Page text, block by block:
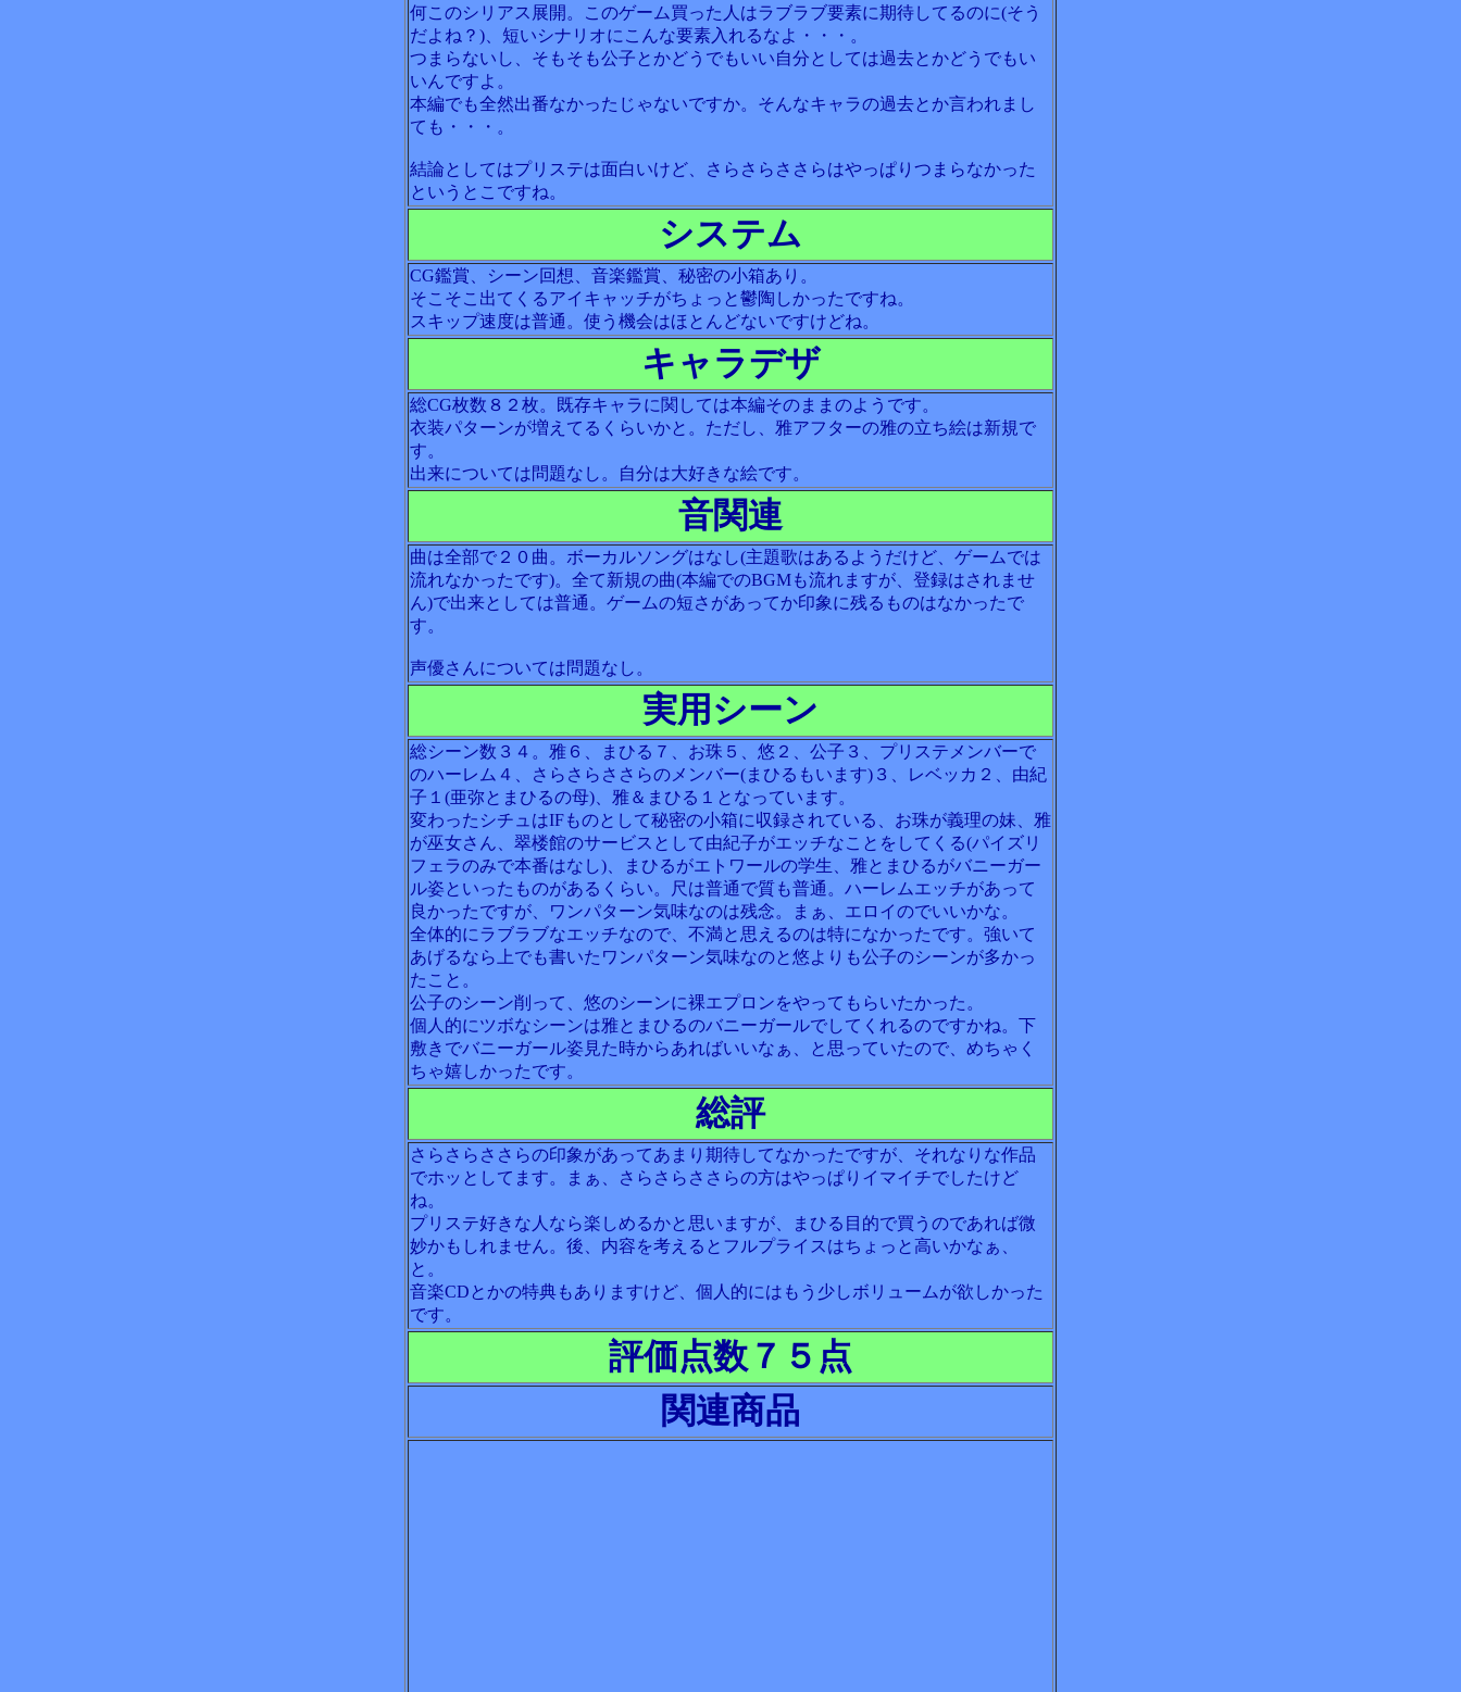
何このシリアス展開。このゲーム買った人はラブラブ要素に期待してるのに(そう
だよね？)、短いシナリオにこんな要素入れるなよ・・・。
つまらないし、そもそも公子とかどうでもいい自分としては過去とかどうでもい
いんですよ。
本編でも全然出番なかったじゃないですか。そんなキャラの過去とか言われまし
ても・・・。
結論としてはプリステは面白いけど、さらさらささらはやっぱりつまらなかった
というとこですね。
システム
CG鑑賞、シーン回想、音楽鑑賞、秘密の小箱あり。
そこそこ出てくるアイキャッチがちょっと鬱陶しかったですね。
スキップ速度は普通。使う機会はほとんどないですけどね。
キャラデザ
総CG枚数８２枚。既存キャラに関しては本編そのままのようです。
衣装パターンが増えてるくらいかと。ただし、雅アフターの雅の立ち絵は新規で
す。
出来については問題なし。自分は大好きな絵です。
音関連
曲は全部で２０曲。ボーカルソングはなし(主題歌はあるようだけど、ゲームでは
流れなかったです)。全て新規の曲(本編でのBGMも流れますが、登録はされませ
ん)で出来としては普通。ゲームの短さがあってか印象に残るものはなかったで
す。
声優さんについては問題なし。
実用シーン
総シーン数３４。雅６、まひる７、お珠５、悠２、公子３、プリステメンバーで
のハーレム４、さらさらささらのメンバー(まひるもいます)３、レベッカ２、由紀
子１(亜弥とまひるの母)、雅＆まひる１となっています。
変わったシチュはIFものとして秘密の小箱に収録されている、お珠が義理の妹、雅
が巫女さん、翠楼館のサービスとして由紀子がエッチなことをしてくる(パイズリ
フェラのみで本番はなし)、まひるがエトワールの学生、雅とまひるがバニーガー
ル姿といったものがあるくらい。尺は普通で質も普通。ハーレムエッチがあって
良かったですが、ワンパターン気味なのは残念。まぁ、エロイのでいいかな。
全体的にラブラブなエッチなので、不満と思えるのは特になかったです。強いて
あげるなら上でも書いたワンパターン気味なのと悠よりも公子のシーンが多かっ
たこと。
公子のシーン削って、悠のシーンに裸エプロンをやってもらいたかった。
個人的にツボなシーンは雅とまひるのバニーガールでしてくれるのですかね。下
敷きでバニーガール姿見た時からあればいいなぁ、と思っていたので、めちゃく
ちゃ嬉しかったです。
総評
さらさらささらの印象があってあまり期待してなかったですが、それなりな作品
でホッとしてます。まぁ、さらさらささらの方はやっぱりイマイチでしたけど
ね。
プリステ好きな人なら楽しめるかと思いますが、まひる目的で買うのであれば微
妙かもしれません。後、内容を考えるとフルプライスはちょっと高いかなぁ、
と。
音楽CDとかの特典もありますけど、個人的にはもう少しボリュームが欲しかった
です。
評価点数７５点
関連商品